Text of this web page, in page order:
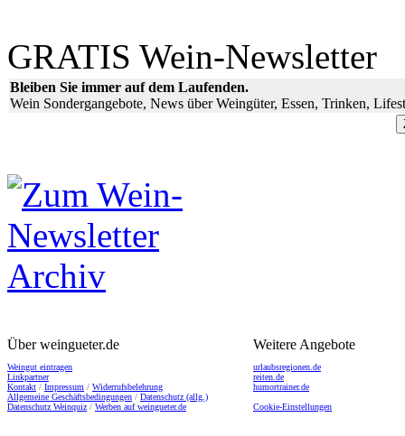
GRATIS Wein-Newsletter
Bleiben Sie immer auf dem Laufenden.
Wein Sondergangebote, News über Weingüter, Essen, Trinken,
Über weingueter.de
Weingut eintragen
Linkpartner
Kontakt / Impressum / Widerrufsbelehrung
Allgemeine Geschäftsbedingungen / Datenschutz (allg.)
Datenschutz Weinquiz / Werben auf weingueter.de
Weitere Angebote
urlaubsregionen.de
reiten.de
humortrainer.de
Cookie-Einstellungen